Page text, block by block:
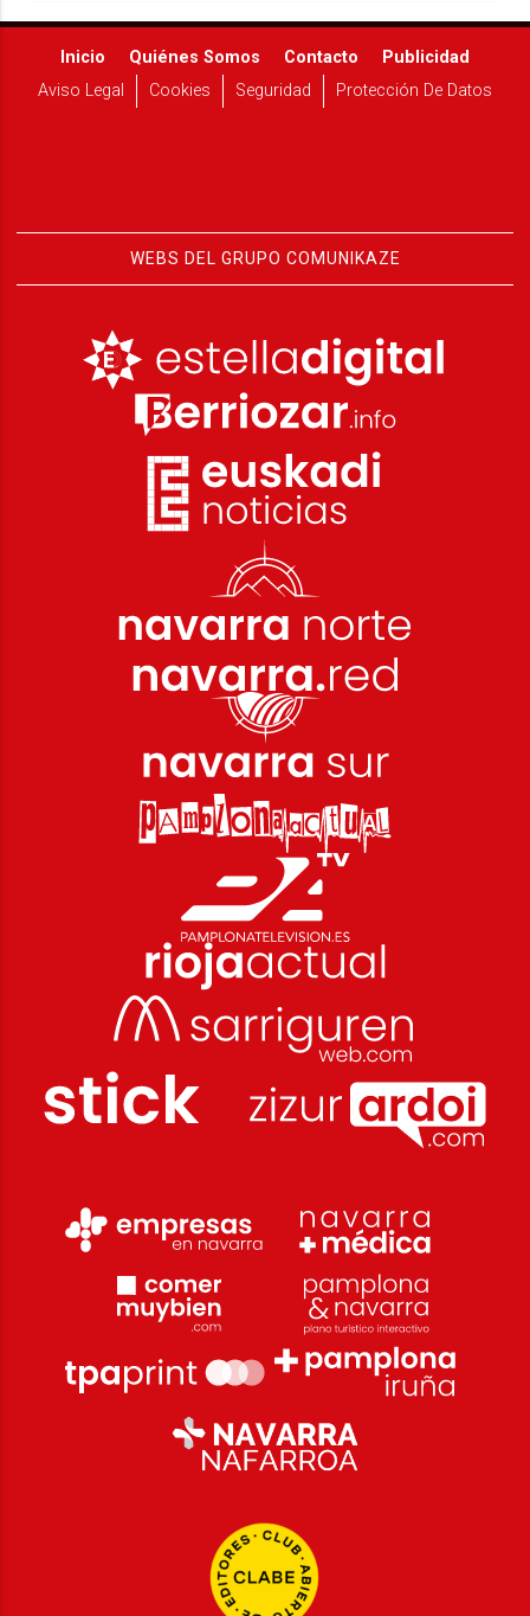
Inicio Quiénes Somos Contacto
Publicidad
Aviso Legal
Cookies Seguridad Protección De Datos
WEBS DEL GRUPO COMUNIKAZE